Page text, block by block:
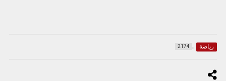
رياضة 2174